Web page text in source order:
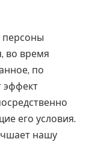
персоны
во время
по
эффект
его условия.
нашу